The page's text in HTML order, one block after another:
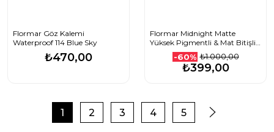
Flormar Göz Kalemi
Waterproof 114 Blue Sky
₺470,00
Flormar Midnight Matte
Yüksek Pigmentli & Mat Bitişli
Likit Göz Kalemi 02 Brown
-60% ₺1.000,00
₺399,00
1 2 3 4 5